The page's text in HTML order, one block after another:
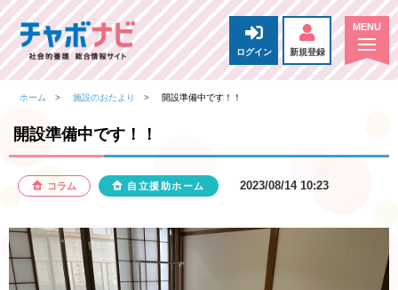
ログイン 新規登録
ホーム 施設のおたより 開設準備中です！！
開設準備中です！！
コラム 自立援助ホーム 2023/08/14 10:23